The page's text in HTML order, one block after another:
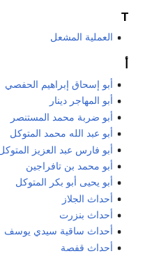
T
العملية المشعل
أبو إسحاق إبراهيم الحفصي
أبو المهاجر دينار
أبو ضربة محمد المستنصر
أبو عبد الله محمد المتوكل
أبو فارس عبد العزيز
أبو محمد بن تافراجين
أبو يحيى أبو بكر المتوكل
أحداث الجلاز
أحداث بنزرت
أحداث ساقية سيدي يوسف
أحداث قفصة